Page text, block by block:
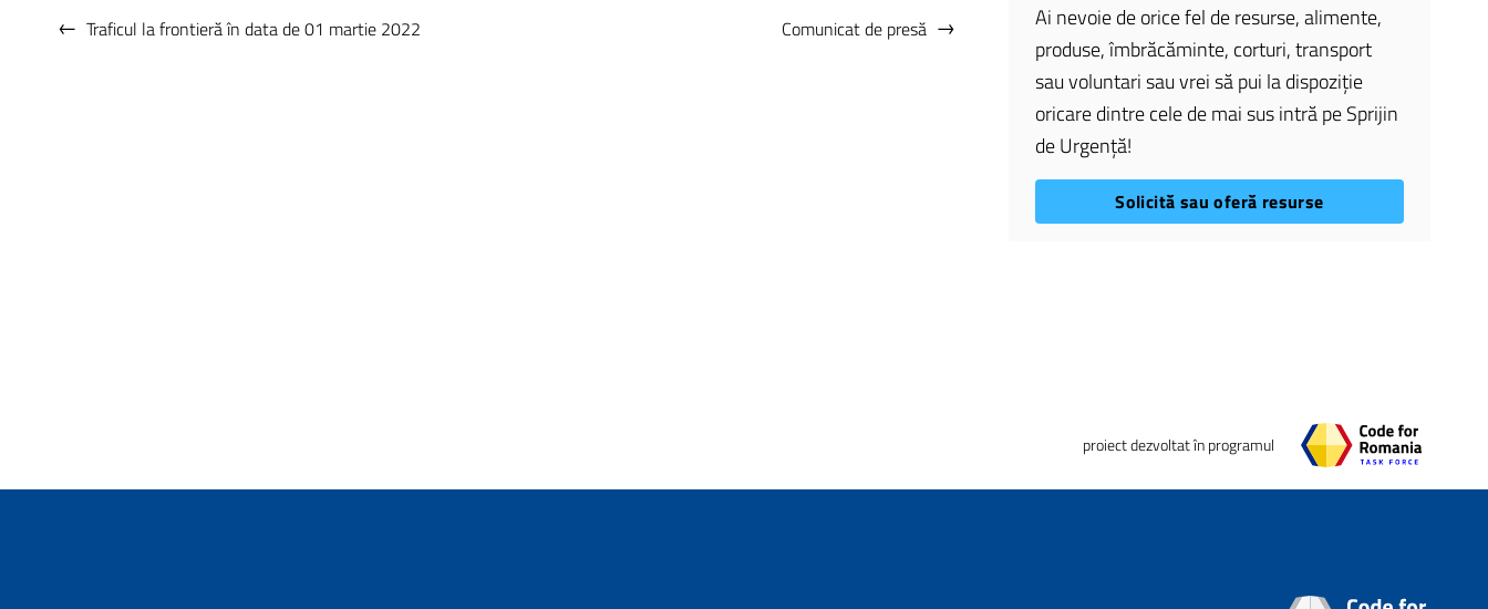
← Traficul la frontieră în data de 01 martie 2022 Comunicat de presă →
Ai nevoie de orice fel de resurse, alimente,
produse, îmbrăcăminte, corturi, transport
sau voluntari sau vrei să pui la dispoziție
oricare dintre cele de mai sus intră pe Sprijin
de Urgență!
Solicită sau oferă resurse
proiect dezvoltat în programul